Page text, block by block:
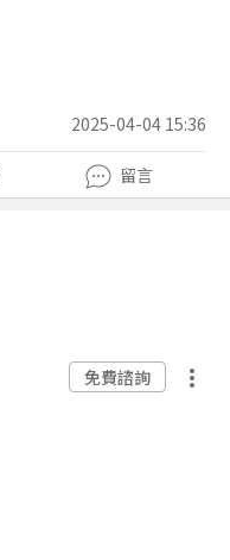
2025-04-04 15:36
留言
免費諮詢